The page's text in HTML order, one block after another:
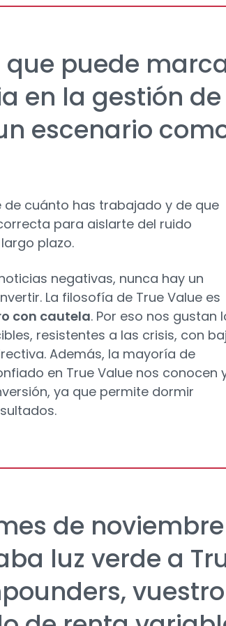
que puede
en la gestión de
escenario
de cuánto has trabajado y de que
para aislarte del ruido
plazo.
negativas, nunca hay un
La filosofía de True Value es
con cautela. Por eso nos gustan
resistentes a las crisis, con
Además, la mayoría de
en True Value nos conocen
ya que permite dormir
de noviembre
luz verde a
vuestro